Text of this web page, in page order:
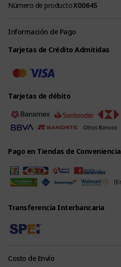
Número de productoX00645
Información de Pago
Tarjetas de Crédito Admitidas
Tarjetas de débito
Pago en Tiendas de Conveniencia
Transferencia Interbancaria
Costo de Envío